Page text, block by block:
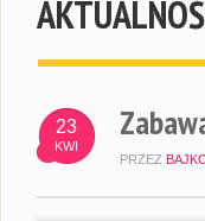
23
KWI
PRZEZ